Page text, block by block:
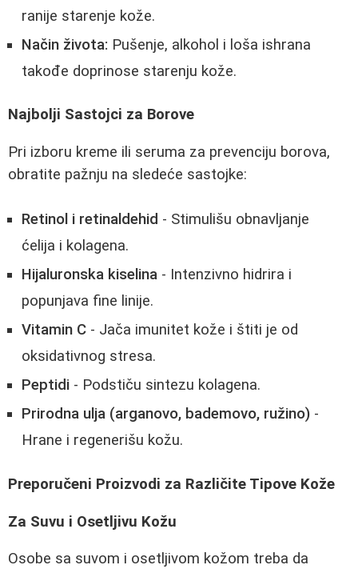
ranije starenje kože.
Način života: Pušenje, alkohol i loša ishrana
takođe doprinose starenju kože.
Najbolji Sastojci za Borove
Pri izboru kreme ili seruma za prevenciju borova,
obratite pažnju na sledeće sastojke:
Retinol i retinaldehid - Stimulišu obnavljanje
ćelija i kolagena.
Hijaluronska kiselina - Intenzivno hidrira i
popunjava fine linije.
Vitamin C - Jača imunitet kože i štiti je od
oksidativnog stresa.
Peptidi - Podstiču sintezu kolagena.
Prirodna ulja (arganovo, bademovo, ružino) -
Hrane i regenerišu kožu.
Preporučeni Proizvodi za Različite Tipove Kože
Za Suvu i Osetljivu Kožu
Osobe sa suvom i osetljivom kožom treba da